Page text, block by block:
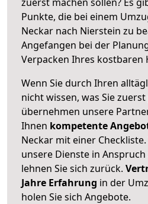
Punkte, die bei einem
Neckar nach Nierstein zu
Angefangen bei der
Verpacken Ihres kostbaren
Wenn Sie durch Ihren
nicht wissen, was Sie
übernehmen unsere
Ihnen kompetente
Neckar mit einer Checkliste.
unsere Dienste in
lehnen Sie sich zurück.
Jahre Erfahrung in der
holen Sie sich Angebote.